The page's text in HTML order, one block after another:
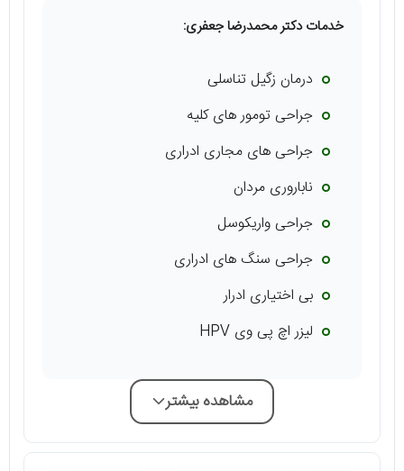
خدمات دکتر محمدرضا جعفری:
درمان زگیل تناسلی
جراحی تومور های کلیه
جراحی های مجاری ادراری
ناباروری مردان
جراحی واریکوسل
جراحی سنگ های ادراری
بی اختیاری ادرار
لیزر اچ پی وی HPV
مشاهده بیشتر